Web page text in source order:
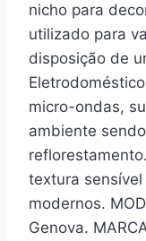
nicho para
utilizado para
disposição de
micro-ondas,
ambiente
textura
modernos.
Genova.